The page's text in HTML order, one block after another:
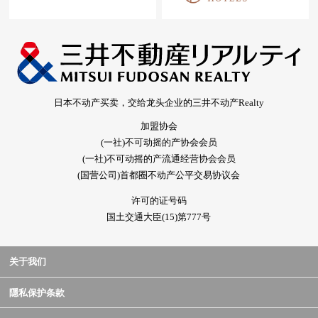
日本不动产买卖，交给龙头企业的三井不动产Realty
加盟协会
(一社)不可动摇的产协会会员
(一社)不可动摇的产流通经营协会会员
(国营公司)首都圈不动产公平交易协议会
许可的证号码
国土交通大臣(15)第777号
关于我们
隱私保护条款